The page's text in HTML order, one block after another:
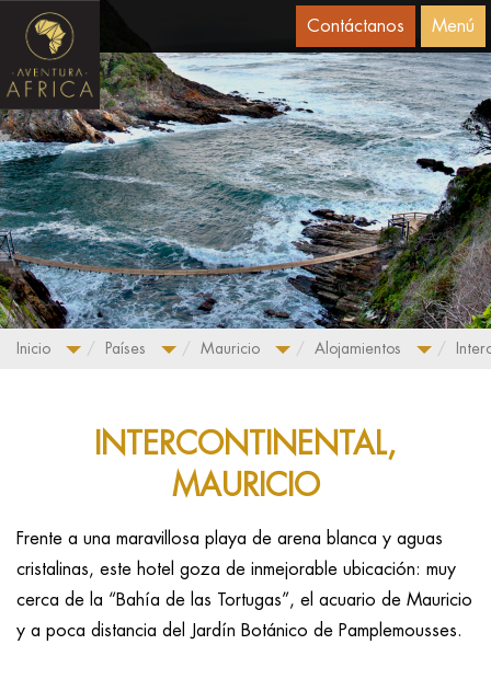
Inicio Países Mauricio Alojamientos
Contáctanos Menú
INTERCONTINENTAL,
MAURICIO
Frente a una maravillosa playa de arena blanca y aguas
cristalinas, este hotel goza de inmejorable ubicación: muy
cerca de la “Bahía de las Tortugas”, el acuario de Mauricio
y a poca distancia del Jardín Botánico de Pamplemousses.